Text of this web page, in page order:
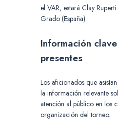
el VAR, estará Clay
Grado (España).
Información
presentes
Los aficionados que
la información relevante
atención al público en los
organización del torneo.